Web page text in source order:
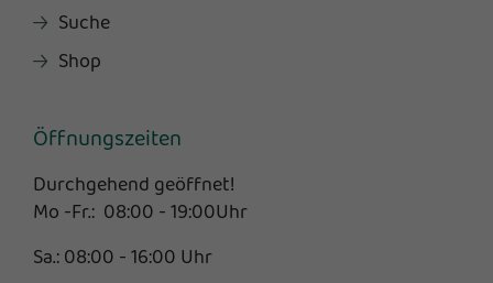
Suche
Shop
Öffnungszeiten
Durchgehend geöffnet!
Mo -Fr.: 08:00 - 19:00Uhr
Sa.: 08:00 - 16:00 Uhr